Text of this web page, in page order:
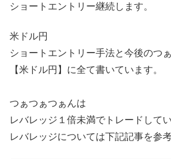
ショートエントリー継続します。
米ドル円
ショートエントリー手法と今後のつ
【米ドル円】に全て書いています。
つぁつぁつぁんは
レバレッジ１倍未満でトレードしてい
レバレッジについては下記記事を参